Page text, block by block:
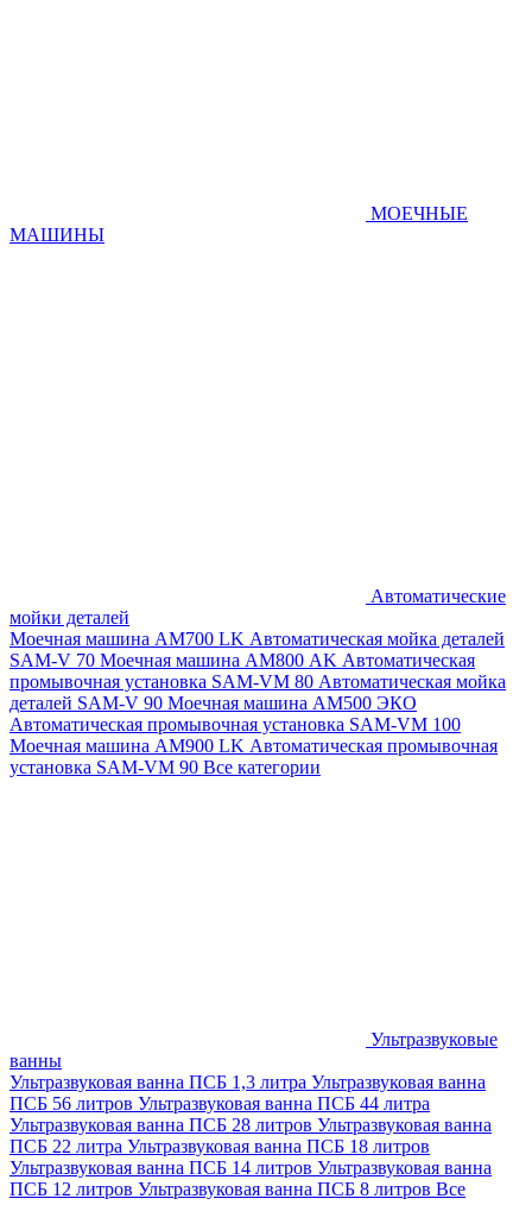
МОЕЧНЫЕ
МАШИНЫ
Автоматические
мойки деталей
Моечная машина AM700 LK Автоматическая мойка деталей
SAM-V 70 Моечная машина АМ800 AK Автоматическая
промывочная установка SAM-VM 80 Автоматическая мойка
деталей SAM-V 90 Моечная машина АМ500 ЭКО
Автоматическая промывочная установка SAM-VM 100
Моечная машина AM900 LK Автоматическая промывочная
установка SAM-VM 90 Все категории
Ультразвуковые
ванны
Ультразвуковая ванна ПСБ 1,3 литра Ультразвуковая ванна
ПСБ 56 литров Ультразвуковая ванна ПСБ 44 литра
Ультразвуковая ванна ПСБ 28 литров Ультразвуковая ванна
ПСБ 22 литра Ультразвуковая ванна ПСБ 18 литров
Ультразвуковая ванна ПСБ 14 литров Ультразвуковая ванна
ПСБ 12 литров Ультразвуковая ванна ПСБ 8 литров Все